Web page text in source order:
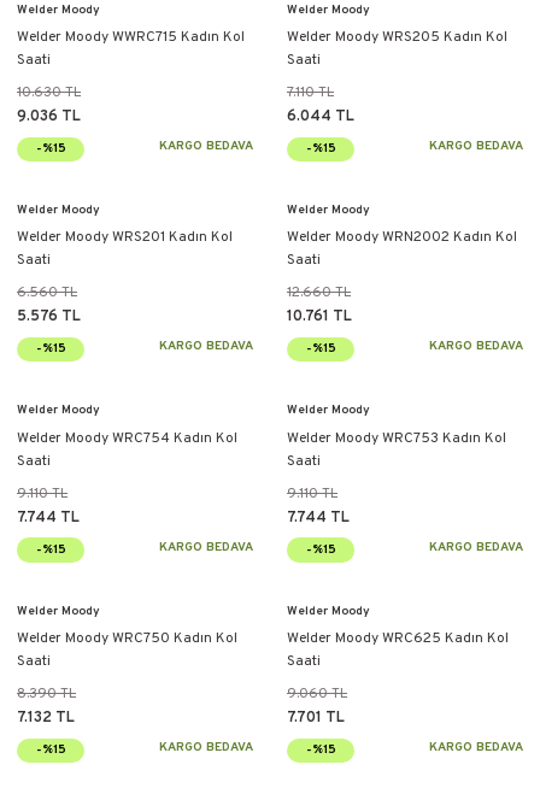
Welder Moody
Welder Moody WWRC715 Kadın Kol
Saati
10.630 TL
9.036 TL
-%15 KARGO BEDAVA
Welder Moody
Welder Moody WRS205 Kadın Kol
Saati
7.110 TL
6.044 TL
-%15 KARGO BEDAVA
Welder Moody
Welder Moody WRS201 Kadın Kol
Saati
6.560 TL
5.576 TL
-%15 KARGO BEDAVA
Welder Moody
Welder Moody WRN2002 Kadın Kol
Saati
12.660 TL
10.761 TL
-%15 KARGO BEDAVA
Welder Moody
Welder Moody WRC754 Kadın Kol
Saati
9.110 TL
7.744 TL
-%15 KARGO BEDAVA
Welder Moody
Welder Moody WRC753 Kadın Kol
Saati
9.110 TL
7.744 TL
-%15 KARGO BEDAVA
Welder Moody
Welder Moody WRC750 Kadın Kol
Saati
8.390 TL
7.132 TL
-%15 KARGO BEDAVA
Welder Moody
Welder Moody WRC625 Kadın Kol
Saati
9.060 TL
7.701 TL
-%15 KARGO BEDAVA